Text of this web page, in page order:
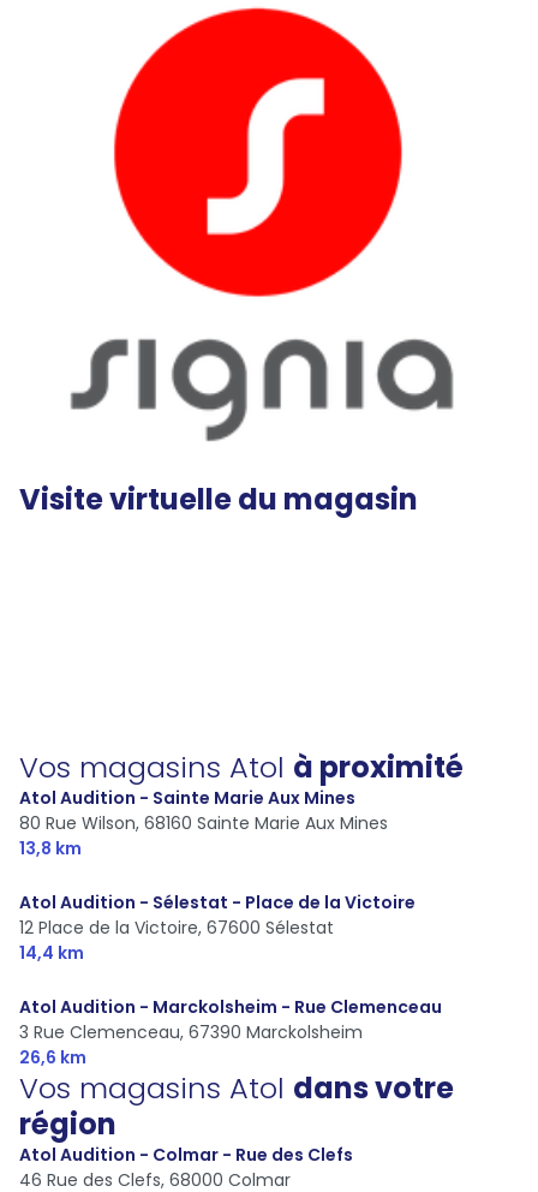
Visite virtuelle du magasin
Vos magasins Atol à proximité
Atol Audition - Sainte Marie Aux Mines
80 Rue Wilson, 68160 Sainte Marie Aux Mines
13,8 km
Atol Audition - Sélestat - Place de la Victoire
12 Place de la Victoire, 67600 Sélestat
14,4 km
Atol Audition - Marckolsheim - Rue Clemenceau
3 Rue Clemenceau, 67390 Marckolsheim
26,6 km
Vos magasins Atol dans votre
région
Atol Audition - Colmar - Rue des Clefs
46 Rue des Clefs, 68000 Colmar